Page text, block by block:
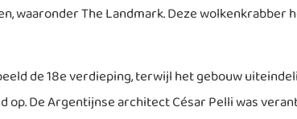
waaronder The Landmark. Deze wolkenkrabber
de 18e verdieping, terwijl het gebouw
De Argentijnse architect César Pelli was